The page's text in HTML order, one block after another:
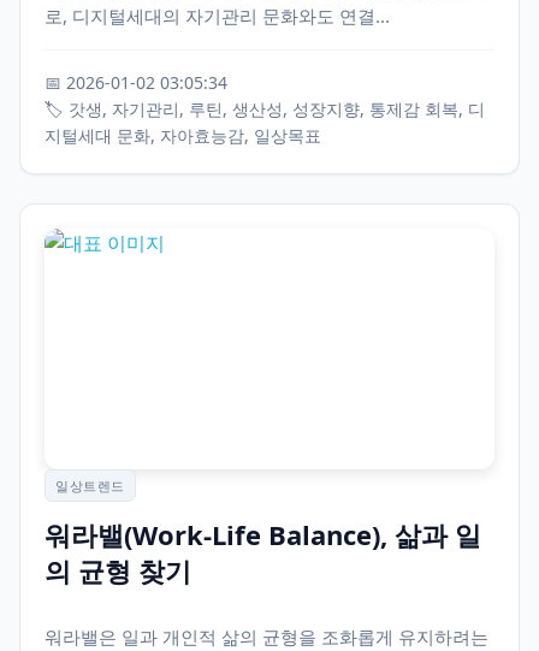
로, 디지털세대의 자기관리 문화와도 연결...
📅 2026-01-02 03:05:34
🏷️ 갓생, 자기관리, 루틴, 생산성, 성장지향, 통제감 회복, 디
지털세대 문화, 자아효능감, 일상목표
일상트렌드
워라밸(Work-Life Balance), 삶과 일
의 균형 찾기
워라밸은 일과 개인적 삶의 균형을 조화롭게 유지하려는